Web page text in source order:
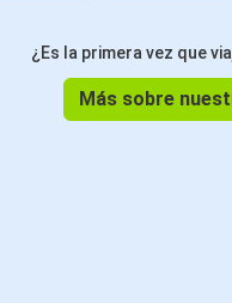
¿Es la primera vez que
Más sobre